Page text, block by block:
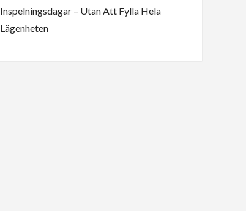
Inspelningsdagar – Utan Att Fylla Hela
Lägenheten